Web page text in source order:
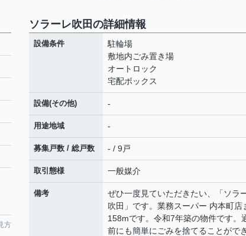
方
ソラーレ吹田の詳細情報
設備条件
駐輪場
敷地内ごみ置き場
オートロック
宅配ボックス
設備(その他) -
用途地域 -
募集戸数 / 総戸数 - / 9戸
取引態様 一般媒介
備考
ぜひ一度見ていただきたい、「ソラ
吹田」です。業務スーパー 内本町店
158mです。令和7年築の物件です。
前にも簡単にごみを捨てることがで